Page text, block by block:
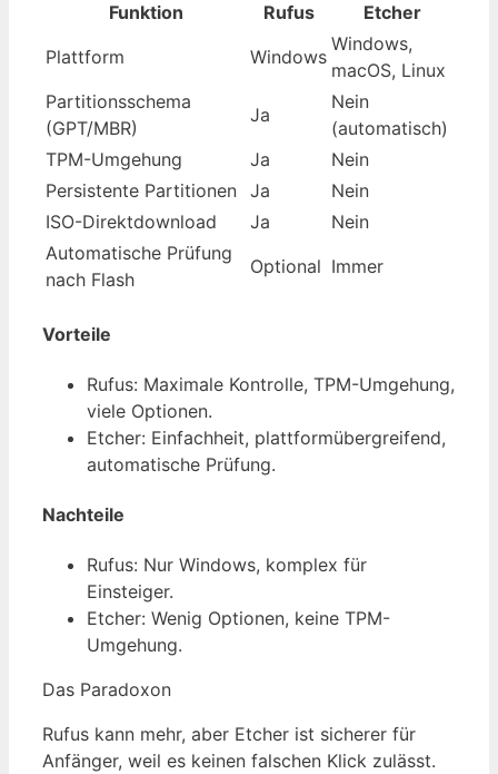
Funktion
Rufus
Etcher
Plattform
Windows
Windows,
macOS, Linux
Partitionsschema
(GPT/MBR)
Ja
Nein
(automatisch)
TPM-Umgehung
Ja
Nein
Persistente Partitionen Ja
Nein
ISO-Direktdownload
Ja
Nein
Automatische Prüfung
nach Flash
Optional Immer
Vorteile
Rufus: Maximale Kontrolle, TPM-Umgehung,
viele Optionen.
Etcher: Einfachheit, plattformübergreifend,
automatische Prüfung.
Nachteile
Rufus: Nur Windows, komplex für
Einsteiger.
Etcher: Wenig Optionen, keine TPM-
Umgehung.
Das Paradoxon
Rufus kann mehr, aber Etcher ist sicherer für
Anfänger, weil es keinen falschen Klick zulässt.